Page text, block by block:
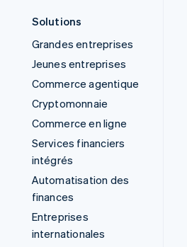
Solutions
Grandes entreprises
Jeunes entreprises
Commerce agentique
Cryptomonnaie
Commerce en ligne
Services financiers
intégrés
Automatisation des
finances
Entreprises
internationales